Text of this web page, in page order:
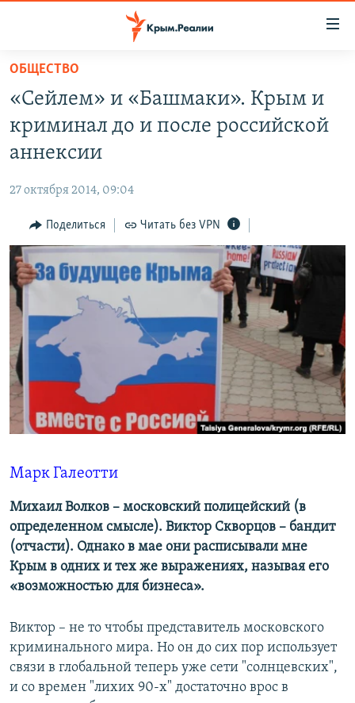
Вернуться
основному
содержанию
Вернутся
главной
навигации
Вернутся
поиску
11 ЛЕТ ОККУПАЦИИ КРЫМА. 11 ИСТОРИЙ СОПРОТИВЛЕНИЯ
ВОДА
ЕЩЕ
ИНТЕРАКТИВ
ИНФОГРАФИКА
ТЕЛЕПРОЕКТ КРЫМ.РЕАЛИИ
СОВЕТЫ ПРАВОЗАЩИТНИКОВ
ПРОПАВШИЕ БЕЗ ВЕСТИ
ПОБЕДИТЕЛЕЙ НЕ СУДЯТ?
КРЫМ.НЕПОКОРЕННЫЙ
ELIFBE
РАДІО СВОБОДА
КАК ОБОЙТИ БЛОКИРОВКУ
Українською
Qırımtatar
ПРИСОЕДИНЯЙТЕСЬ!
Все сайты RFE/RL
ОБЩЕСТВО
«Сейлем» и «Башмаки». Крым и
криминал до и после российской
аннексии
27 октября 2014, 09:04
Поделиться Читать без VPN
Марк Галеотти
Михаил Волков – московский полицейский (в
определенном смысле). Виктор Скворцов – бандит
(отчасти). Однако в мае они расписывали мне
Крым в одних и тех же выражениях, называя его
«возможностью для бизнеса».
Виктор – не то чтобы представитель московского
криминального мира. Но он до сих пор использует
связи в глобальной теперь уже сети "солнцевских",
и со времен "лихих 90-х" достаточно врос в